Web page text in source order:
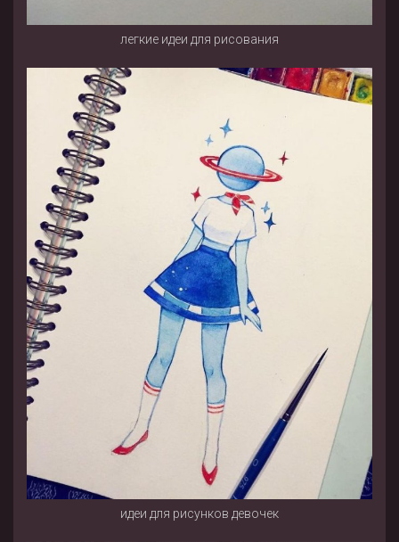
легкие идеи для рисования
идеи для рисунков девочек